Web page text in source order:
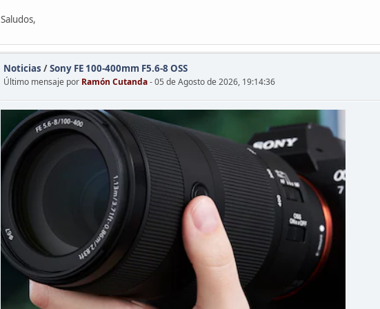
Saludos,
Noticias /Sony FE 100-400mm F5.6-8 OSS
Último mensaje por Ramón Cutanda- 05 de Agosto de 2026, 19:14:36